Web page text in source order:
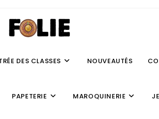
DES CLASSES NOUVEAUTÉS
PAPETERIE MAROQUINERIE